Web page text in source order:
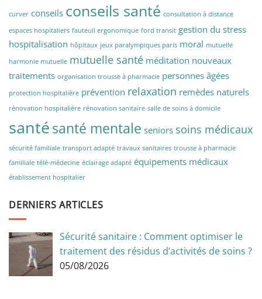
curver conseils conseils santé consultation à distance
espaces hospitaliers fauteuil ergonomique ford transit gestion du stress
hospitalisation hôpitaux jeux paralympiques paris moral mutuelle
harmonie mutuelle mutuelle santé méditation nouveaux
traitements organisation trousse à pharmacie personnes âgées
protection hospitalière prévention relaxation remèdes naturels
rénovation hospitalière rénovation sanitaire salle de soins à domicile
santésanté mentale seniors soins médicaux
sécurité familiale transport adapté travaux sanitaires trousse à pharmacie
familiale télé-médecine éclairage adapté équipements médicaux
établissement hospitalier
DERNIERS ARTICLES
Sécurité sanitaire : Comment optimiser le
traitement des résidus d’activités de soins ?
05/08/2026